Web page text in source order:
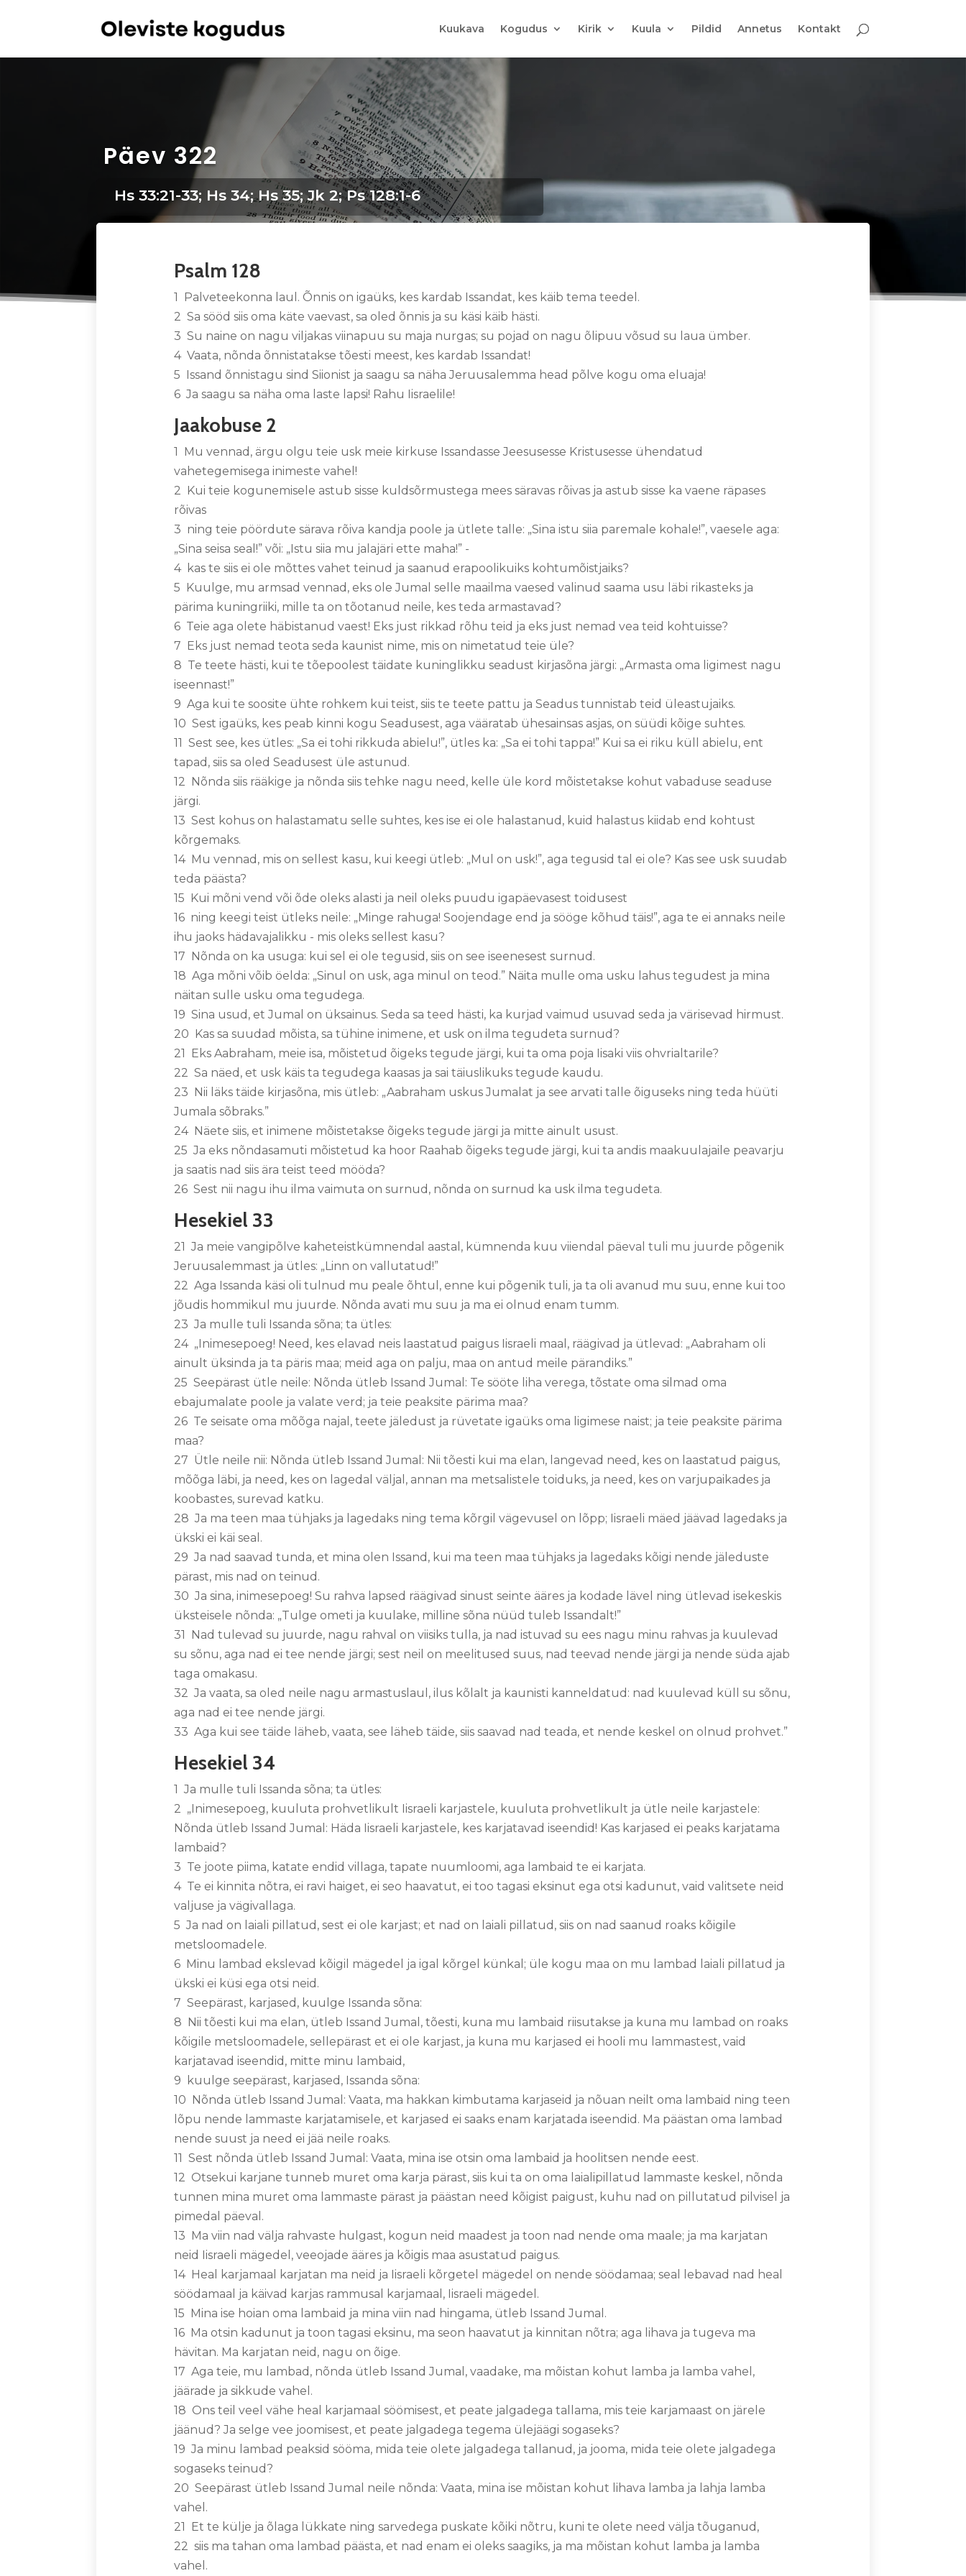
Kuukava Kogudus Kirik Kuula Pildid Annetus Kontakt
Päev 322
Hs 33:21-33; Hs 34; Hs 35; Jk 2; Ps 128:1-6
Psalm 128
1 Palveteekonna laul. Õnnis on igaüks, kes kardab Issandat, kes käib tema teedel.
2 Sa sööd siis oma käte vaevast, sa oled õnnis ja su käsi käib hästi.
3 Su naine on nagu viljakas viinapuu su maja nurgas; su pojad on nagu õlipuu võsud su laua ümber.
4 Vaata, nõnda õnnistatakse tõesti meest, kes kardab Issandat!
5 Issand õnnistagu sind Siionist ja saagu sa näha Jeruusalemma head põlve kogu oma eluaja!
6 Ja saagu sa näha oma laste lapsi! Rahu Iisraelile!
Jaakobuse 2
1 Mu vennad, ärgu olgu teie usk meie kirkuse Issandasse Jeesusesse Kristusesse ühendatud
vahetegemisega inimeste vahel!
2 Kui teie kogunemisele astub sisse kuldsõrmustega mees säravas rõivas ja astub sisse ka vaene räpases
rõivas
3 ning teie pöördute särava rõiva kandja poole ja ütlete talle: „Sina istu siia paremale kohale!”, vaesele aga:
„Sina seisa seal!” või: „Istu siia mu jalajäri ette maha!” -
4 kas te siis ei ole mõttes vahet teinud ja saanud erapoolikuiks kohtumõistjaiks?
5 Kuulge, mu armsad vennad, eks ole Jumal selle maailma vaesed valinud saama usu läbi rikasteks ja
pärima kuningriiki, mille ta on tõotanud neile, kes teda armastavad?
6 Teie aga olete häbistanud vaest! Eks just rikkad rõhu teid ja eks just nemad vea teid kohtuisse?
7 Eks just nemad teota seda kaunist nime, mis on nimetatud teie üle?
8 Te teete hästi, kui te tõepoolest täidate kuninglikku seadust kirjasõna järgi: „Armasta oma ligimest nagu
iseennast!”
9 Aga kui te soosite ühte rohkem kui teist, siis te teete pattu ja Seadus tunnistab teid üleastujaiks.
10 Sest igaüks, kes peab kinni kogu Seadusest, aga vääratab ühesainsas asjas, on süüdi kõige suhtes.
11 Sest see, kes ütles: „Sa ei tohi rikkuda abielu!”, ütles ka: „Sa ei tohi tappa!” Kui sa ei riku küll abielu, ent
tapad, siis sa oled Seadusest üle astunud.
12 Nõnda siis rääkige ja nõnda siis tehke nagu need, kelle üle kord mõistetakse kohut vabaduse seaduse
järgi.
13 Sest kohus on halastamatu selle suhtes, kes ise ei ole halastanud, kuid halastus kiidab end kohtust
kõrgemaks.
14 Mu vennad, mis on sellest kasu, kui keegi ütleb: „Mul on usk!”, aga tegusid tal ei ole? Kas see usk suudab
teda päästa?
15 Kui mõni vend või õde oleks alasti ja neil oleks puudu igapäevasest toidusest
16 ning keegi teist ütleks neile: „Minge rahuga! Soojendage end ja sööge kõhud täis!”, aga te ei annaks neile
ihu jaoks hädavajalikku - mis oleks sellest kasu?
17 Nõnda on ka usuga: kui sel ei ole tegusid, siis on see iseenesest surnud.
18 Aga mõni võib öelda: „Sinul on usk, aga minul on teod.” Näita mulle oma usku lahus tegudest ja mina
näitan sulle usku oma tegudega.
19 Sina usud, et Jumal on üksainus. Seda sa teed hästi, ka kurjad vaimud usuvad seda ja värisevad hirmust.
20 Kas sa suudad mõista, sa tühine inimene, et usk on ilma tegudeta surnud?
21 Eks Aabraham, meie isa, mõistetud õigeks tegude järgi, kui ta oma poja Iisaki viis ohvrialtarile?
22 Sa näed, et usk käis ta tegudega kaasas ja sai täiuslikuks tegude kaudu.
23 Nii läks täide kirjasõna, mis ütleb: „Aabraham uskus Jumalat ja see arvati talle õiguseks ning teda hüüti
Jumala sõbraks.”
24 Näete siis, et inimene mõistetakse õigeks tegude järgi ja mitte ainult usust.
25 Ja eks nõndasamuti mõistetud ka hoor Raahab õigeks tegude järgi, kui ta andis maakuulajaile peavarju
ja saatis nad siis ära teist teed mööda?
26 Sest nii nagu ihu ilma vaimuta on surnud, nõnda on surnud ka usk ilma tegudeta.
Hesekiel 33
21 Ja meie vangipõlve kaheteistkümnendal aastal, kümnenda kuu viiendal päeval tuli mu juurde põgenik
Jeruusalemmast ja ütles: „Linn on vallutatud!”
22 Aga Issanda käsi oli tulnud mu peale õhtul, enne kui põgenik tuli, ja ta oli avanud mu suu, enne kui too
jõudis hommikul mu juurde. Nõnda avati mu suu ja ma ei olnud enam tumm.
23 Ja mulle tuli Issanda sõna; ta ütles:
24 „Inimesepoeg! Need, kes elavad neis laastatud paigus Iisraeli maal, räägivad ja ütlevad: „Aabraham oli
ainult üksinda ja ta päris maa; meid aga on palju, maa on antud meile pärandiks.”
25 Seepärast ütle neile: Nõnda ütleb Issand Jumal: Te sööte liha verega, tõstate oma silmad oma
ebajumalate poole ja valate verd; ja teie peaksite pärima maa?
26 Te seisate oma mõõga najal, teete jäledust ja rüvetate igaüks oma ligimese naist; ja teie peaksite pärima
maa?
27 Ütle neile nii: Nõnda ütleb Issand Jumal: Nii tõesti kui ma elan, langevad need, kes on laastatud paigus,
mõõga läbi, ja need, kes on lagedal väljal, annan ma metsalistele toiduks, ja need, kes on varjupaikades ja
koobastes, surevad katku.
28 Ja ma teen maa tühjaks ja lagedaks ning tema kõrgil vägevusel on lõpp; Iisraeli mäed jäävad lagedaks ja
ükski ei käi seal.
29 Ja nad saavad tunda, et mina olen Issand, kui ma teen maa tühjaks ja lagedaks kõigi nende jäleduste
pärast, mis nad on teinud.
30 Ja sina, inimesepoeg! Su rahva lapsed räägivad sinust seinte ääres ja kodade lävel ning ütlevad isekeskis
üksteisele nõnda: „Tulge ometi ja kuulake, milline sõna nüüd tuleb Issandalt!”
31 Nad tulevad su juurde, nagu rahval on viisiks tulla, ja nad istuvad su ees nagu minu rahvas ja kuulevad
su sõnu, aga nad ei tee nende järgi; sest neil on meelitused suus, nad teevad nende järgi ja nende süda ajab
taga omakasu.
32 Ja vaata, sa oled neile nagu armastuslaul, ilus kõlalt ja kaunisti kanneldatud: nad kuulevad küll su sõnu,
aga nad ei tee nende järgi.
33 Aga kui see täide läheb, vaata, see läheb täide, siis saavad nad teada, et nende keskel on olnud prohvet.”
Hesekiel 34
1 Ja mulle tuli Issanda sõna; ta ütles:
2 „Inimesepoeg, kuuluta prohvetlikult Iisraeli karjastele, kuuluta prohvetlikult ja ütle neile karjastele:
Nõnda ütleb Issand Jumal: Häda Iisraeli karjastele, kes karjatavad iseendid! Kas karjased ei peaks karjatama
lambaid?
3 Te joote piima, katate endid villaga, tapate nuumloomi, aga lambaid te ei karjata.
4 Te ei kinnita nõtra, ei ravi haiget, ei seo haavatut, ei too tagasi eksinut ega otsi kadunut, vaid valitsete neid
valjuse ja vägivallaga.
5 Ja nad on laiali pillatud, sest ei ole karjast; et nad on laiali pillatud, siis on nad saanud roaks kõigile
metsloomadele.
6 Minu lambad ekslevad kõigil mägedel ja igal kõrgel künkal; üle kogu maa on mu lambad laiali pillatud ja
ükski ei küsi ega otsi neid.
7 Seepärast, karjased, kuulge Issanda sõna:
8 Nii tõesti kui ma elan, ütleb Issand Jumal, tõesti, kuna mu lambaid riisutakse ja kuna mu lambad on roaks
kõigile metsloomadele, sellepärast et ei ole karjast, ja kuna mu karjased ei hooli mu lammastest, vaid
karjatavad iseendid, mitte minu lambaid,
9 kuulge seepärast, karjased, Issanda sõna:
10 Nõnda ütleb Issand Jumal: Vaata, ma hakkan kimbutama karjaseid ja nõuan neilt oma lambaid ning teen
lõpu nende lammaste karjatamisele, et karjased ei saaks enam karjatada iseendid. Ma päästan oma lambad
nende suust ja need ei jää neile roaks.
11 Sest nõnda ütleb Issand Jumal: Vaata, mina ise otsin oma lambaid ja hoolitsen nende eest.
12 Otsekui karjane tunneb muret oma karja pärast, siis kui ta on oma laialipillatud lammaste keskel, nõnda
tunnen mina muret oma lammaste pärast ja päästan need kõigist paigust, kuhu nad on pillutatud pilvisel ja
pimedal päeval.
13 Ma viin nad välja rahvaste hulgast, kogun neid maadest ja toon nad nende oma maale; ja ma karjatan
neid Iisraeli mägedel, veeojade ääres ja kõigis maa asustatud paigus.
14 Heal karjamaal karjatan ma neid ja Iisraeli kõrgetel mägedel on nende söödamaa; seal lebavad nad heal
söödamaal ja käivad karjas rammusal karjamaal, Iisraeli mägedel.
15 Mina ise hoian oma lambaid ja mina viin nad hingama, ütleb Issand Jumal.
16 Ma otsin kadunut ja toon tagasi eksinu, ma seon haavatut ja kinnitan nõtra; aga lihava ja tugeva ma
hävitan. Ma karjatan neid, nagu on õige.
17 Aga teie, mu lambad, nõnda ütleb Issand Jumal, vaadake, ma mõistan kohut lamba ja lamba vahel,
jäärade ja sikkude vahel.
18 Ons teil veel vähe heal karjamaal söömisest, et peate jalgadega tallama, mis teie karjamaast on järele
jäänud? Ja selge vee joomisest, et peate jalgadega tegema ülejäägi sogaseks?
19 Ja minu lambad peaksid sööma, mida teie olete jalgadega tallanud, ja jooma, mida teie olete jalgadega
sogaseks teinud?
20 Seepärast ütleb Issand Jumal neile nõnda: Vaata, mina ise mõistan kohut lihava lamba ja lahja lamba
vahel.
21 Et te külje ja õlaga lükkate ning sarvedega puskate kõiki nõtru, kuni te olete need välja tõuganud,
22 siis ma tahan oma lambad päästa, et nad enam ei oleks saagiks, ja ma mõistan kohut lamba ja lamba
vahel.